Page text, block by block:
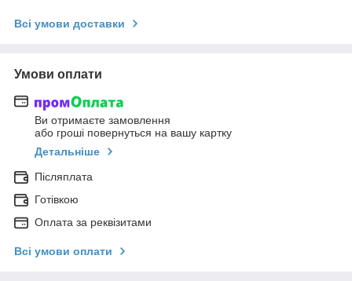
Всі умови доставки
Умови оплати
Ви отримаєте замовлення
або гроші повернуться на вашу картку
Детальніше
Післяплата
Готівкою
Оплата за реквізитами
Всі умови оплати